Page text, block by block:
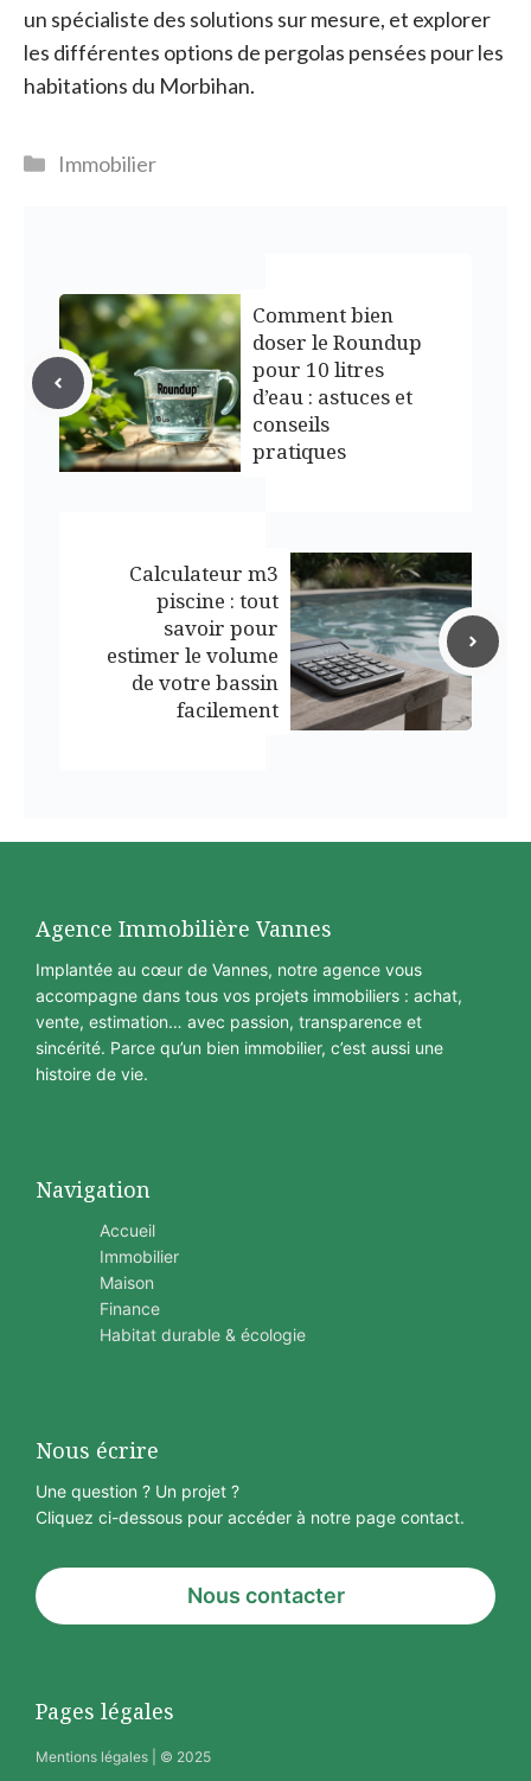
un spécialiste des solutions sur mesure, et explorer
les différentes options de pergolas pensées pour les
habitations du Morbihan.
Catégories
Immobilier
Comment bien
doser le Roundup
pour 10 litres
d’eau : astuces et
conseils
pratiques
Calculateur m3
piscine : tout
savoir pour
estimer le volume
de votre bassin
facilement
Agence Immobilière Vannes
Implantée au cœur de Vannes, notre agence vous
accompagne dans tous vos projets immobiliers : achat,
vente, estimation… avec passion, transparence et
sincérité. Parce qu’un bien immobilier, c’est aussi une
histoire de vie.
Navigation
Accueil
Immobilier
Maison
Finance
Habitat durable & écologie
Nous écrire
Une question ? Un projet ?
Cliquez ci-dessous pour accéder à notre page contact.
Nous contacter
Pages légales
Mentions légales | © 2025